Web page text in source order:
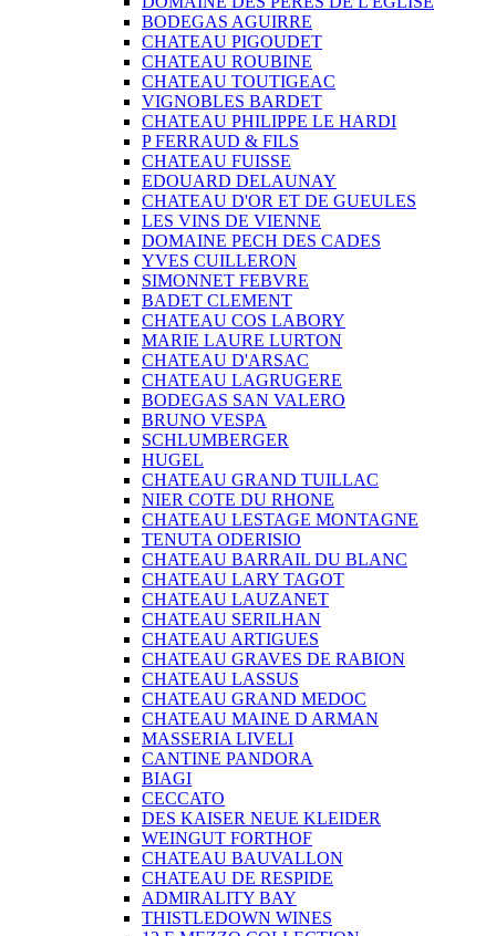
BODEGAS AGUIRRE
CHATEAU PIGOUDET
CHATEAU ROUBINE
CHATEAU TOUTIGEAC
VIGNOBLES BARDET
CHATEAU PHILIPPE LE HARDI
P FERRAUD & FILS
CHATEAU FUISSE
EDOUARD DELAUNAY
CHATEAU D'OR ET DE GUEULES
LES VINS DE VIENNE
DOMAINE PECH DES CADES
YVES CUILLERON
SIMONNET FEBVRE
BADET CLEMENT
CHATEAU COS LABORY
MARIE LAURE LURTON
CHATEAU D'ARSAC
CHATEAU LAGRUGERE
BODEGAS SAN VALERO
BRUNO VESPA
SCHLUMBERGER
HUGEL
CHATEAU GRAND TUILLAC
NIER COTE DU RHONE
CHATEAU LESTAGE MONTAGNE
TENUTA ODERISIO
CHATEAU BARRAIL DU BLANC
CHATEAU LARY TAGOT
CHATEAU LAUZANET
CHATEAU SERILHAN
CHATEAU ARTIGUES
CHATEAU GRAVES DE RABION
CHATEAU LASSUS
CHATEAU GRAND MEDOC
CHATEAU MAINE D ARMAN
MASSERIA LIVELI
CANTINE PANDORA
BIAGI
CECCATO
DES KAISER NEUE KLEIDER
WEINGUT FORTHOF
CHATEAU BAUVALLON
CHATEAU DE RESPIDE
ADMIRALITY BAY
THISTLEDOWN WINES